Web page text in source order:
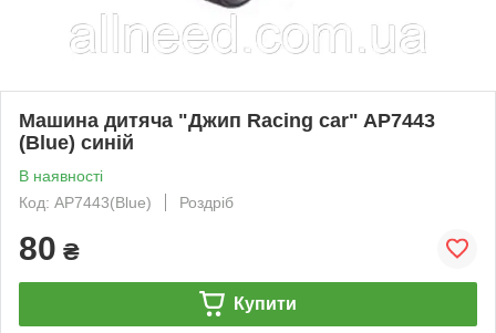
Машина дитяча "Джип Racing car" AP7443
(Blue) синій
В наявності
Код: AP7443(Blue)
Роздріб
80 ₴
Купити